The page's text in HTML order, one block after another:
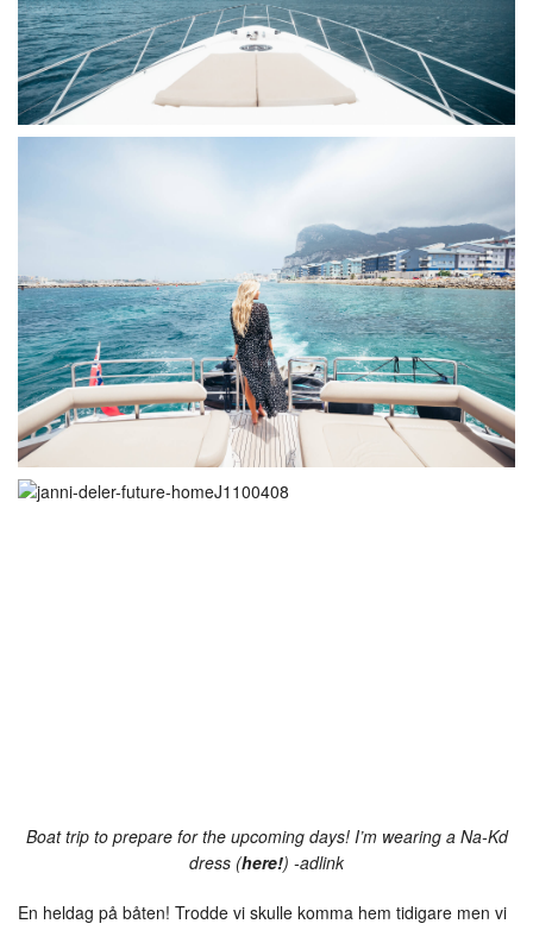
Boat trip to prepare for the upcoming days! I’m wearing a Na-Kd
dress (here!) -adlink
En heldag på båten! Trodde vi skulle komma hem tidigare men vi